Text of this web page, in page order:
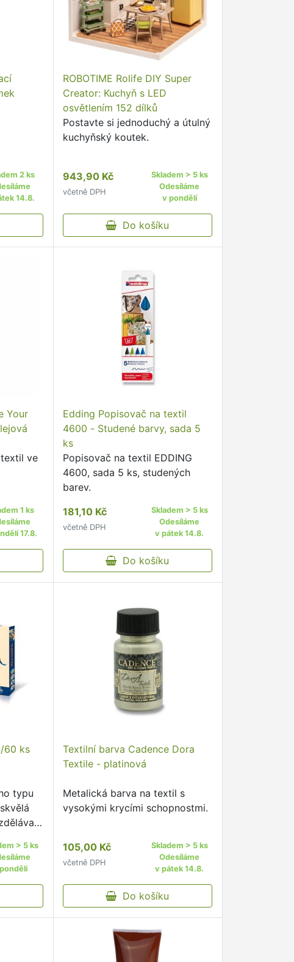
2 ks
14.8.
ROBOTIME Rolife DIY Super
Creator: Kuchyň s LED
osvětlením 152 dílků
Postavte si jednoduchý a útulný
kuchyňský koutek.
943,90 Kč
včetně DPH
Skladem > 5 ks
Odesíláme
v pondělí
Do košíku
Your
ve
1 ks
17.8.
Edding Popisovač na textil
4600 - Studené barvy, sada 5
ks
Popisovač na textil EDDING
4600, sada 5 ks, studených
barev.
181,10 Kč
včetně DPH
Skladem > 5 ks
Odesíláme
v pátek 14.8.
Do košíku
60 ks
typu
> 5 ks
Textilní barva Cadence Dora
Textile - platinová
Metalická barva na textil s
vysokými krycími schopnostmi.
105,00 Kč
včetně DPH
Skladem > 5 ks
Odesíláme
v pátek 14.8.
Do košíku